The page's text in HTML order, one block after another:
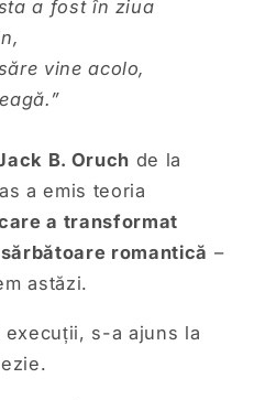
a fost în ziua
vine acolo,
B. Oruch de la
a emis teoria
a transformat
romantică –
astăzi.
s-a ajuns la